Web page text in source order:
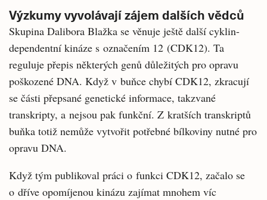
Výzkumy vyvolávají zájem dalších vědců
Skupina Dalibora Blažka se věnuje ještě další cyklin-
dependentní kináze s označením 12 (CDK12). Ta
reguluje přepis některých genů důležitých pro opravu
poškozené DNA. Když v buňce chybí CDK12, zkracují
se části přepsané genetické informace, takzvané
transkripty, a nejsou pak funkční. Z kratších transkriptů
buňka totiž nemůže vytvořit potřebné bílkoviny nutné pro
opravu DNA.
Když tým publikoval práci o funkci CDK12, začalo se
o dříve opomíjenou kinázu zajímat mnohem víc